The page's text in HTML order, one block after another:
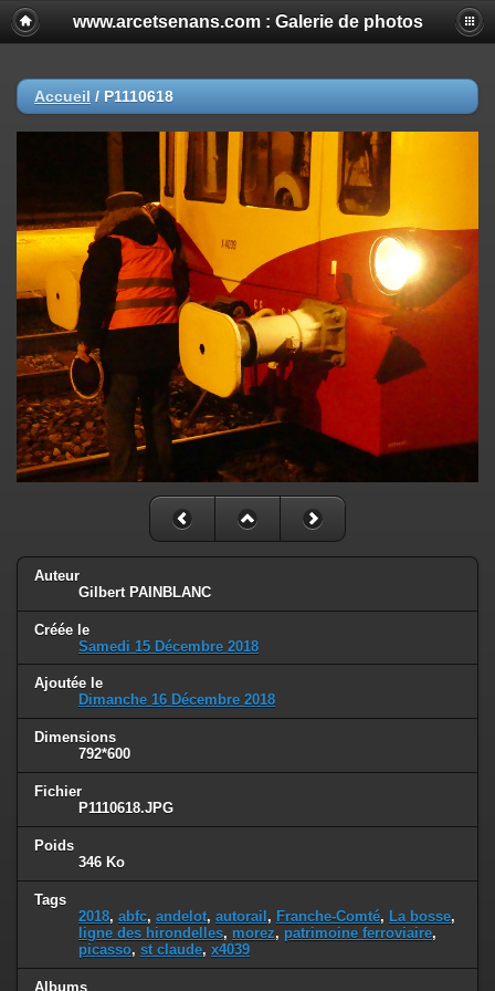
www.arcetsenans.com : Galerie de photos
Accueil / P1110618
Auteur
Gilbert PAINBLANC
Créée le
Samedi 15 Décembre 2018
Ajoutée le
Dimanche 16 Décembre 2018
Dimensions
792*600
Fichier
P1110618.JPG
Poids
346 Ko
Tags
2018, abfc, andelot, autorail , Franche-Comté, La bosse,
ligne des hirondelles, morez, patrimoine ferroviaire,
picasso, st claude, x4039
Albums